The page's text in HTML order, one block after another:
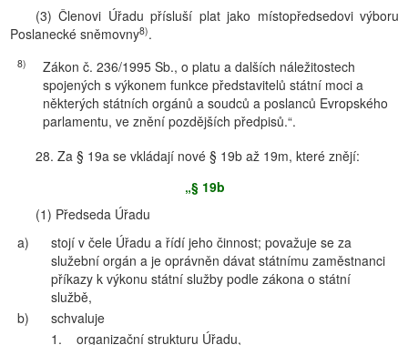
(3) Členovi Úřadu přísluší plat jako místopředsedovi výboru
Poslanecké sněmovny8).
8)
Zákon č. 236/1995 Sb., o platu a dalších náležitostech
spojených s výkonem funkce představitelů státní moci a
některých státních orgánů a soudců a poslanců Evropského
parlamentu, ve znění pozdějších předpisů.“.
28. Za § 19a se vkládají nové § 19b až 19m, které znějí:
„§ 19b
(1) Předseda Úřadu
a)
stojí v čele Úřadu a řídí jeho činnost; považuje se za
služební orgán a je oprávněn dávat státnímu zaměstnanci
příkazy k výkonu státní služby podle zákona o státní
službě,
b)
schvaluje
1.
organizační strukturu Úřadu,